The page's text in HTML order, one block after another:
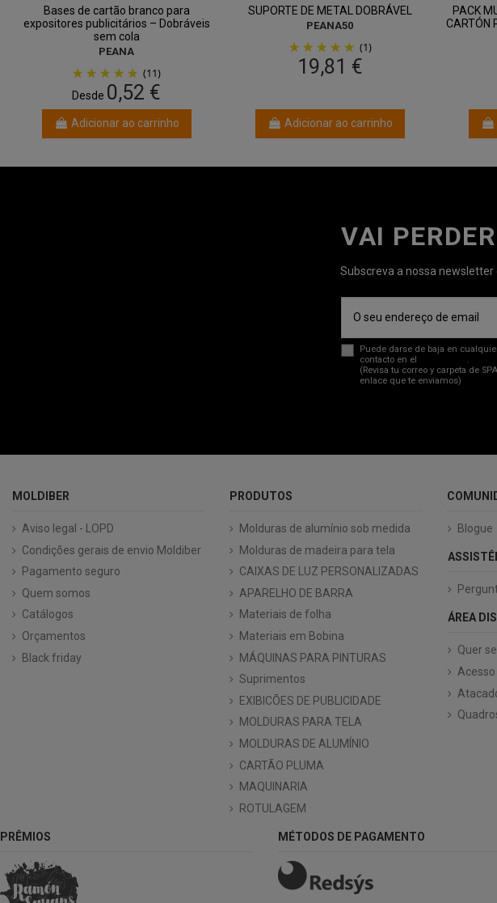
Bases de cartão branco para
expositores publicitários – Dobráveis
sem cola
PEANA
(11)
Desde 0,52 €
Adicionar ao carrinho
SUPORTE DE METAL DOBRÁVEL
PEANA50
(1)
19,81 €
Adicionar ao carrinho
PACK
CARTÓN
VAI
Subscreva a nossa newsletter
Puede darse de baja en
contacto en el
.
(Revisa tu correo y carpeta de
enlace que te enviamos)
MOLDIBER
Aviso legal - LOPD
Condições gerais de envio Moldiber
Pagamento seguro
Quem somos
Catálogos
Orçamentos
Black friday
PRODUTOS
Molduras de alumínio sob medida
Molduras de madeira para tela
CAIXAS DE LUZ PERSONALIZADAS
APARELHO DE BARRA
Materiais de folha
Materiais em Bobina
MÁQUINAS PARA PINTURAS
Suprimentos
EXIBICÕES DE PUBLICIDADE
MOLDURAS PARA TELA
MOLDURAS DE ALUMÍNIO
CARTÃO PLUMA
MAQUINARIA
ROTULAGEM
Blogue
ÁREA
Quer
PRÊMIOS MÉTODOS DE PAGAMENTO